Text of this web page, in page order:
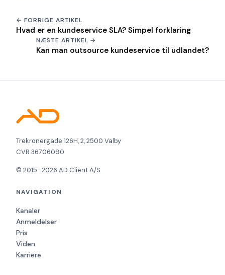
← FORRIGE ARTIKEL
Hvad er en kundeservice SLA? Simpel forklaring
NÆSTE ARTIKEL →
Kan man outsource kundeservice til udlandet?
Trekronergade 126H, 2, 2500 Valby
CVR 36706090
© 2015–2026 AD Client A/S
NAVIGATION
Kanaler
Anmeldelser
Pris
Viden
Karriere